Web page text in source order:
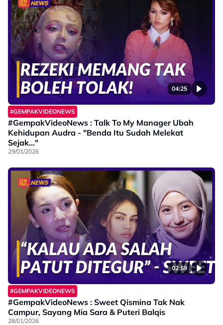
04:25
#GEMPAKVIDEONEWS
#GempakVideoNews : Talk To My Manager Ubah
Kehidupan Audra - "Benda Itu Sudah Melekat
Sejak..."
29/01/2026
02:59
#GEMPAKVIDEONEWS
#GempakVideoNews : Sweet Qismina Tak Nak
Campur, Sayang Mia Sara & Puteri Balqis
28/01/2026